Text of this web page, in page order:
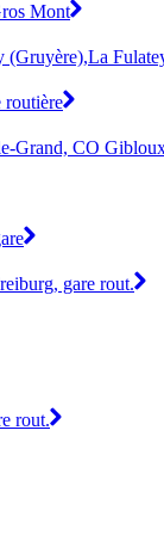
Mont
(Gruyère),La
routière
Grand, CO
gare rout.
rout.